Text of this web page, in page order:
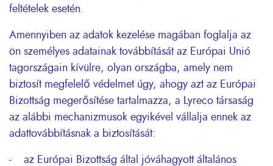
feltételek esetén.
Amennyiben az adatok kezelése magában foglalja az
ön személyes adatainak továbbítását az Európai Unió
tagországain kívülre, olyan országba, amely nem
biztosít megfelelő védelmet úgy, ahogy azt az Európai
Bizottság megerősítése tartalmazza, a Lyreco társaság
az alábbi mechanizmusok egyikével vállalja ennek az
adattovábbításnak a biztosítását:
- az Európai Bizottság által jóváhagyott általános